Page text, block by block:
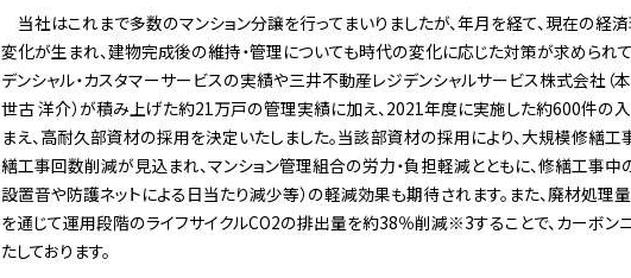
当社はこれまで多数のマンション分譲を行ってまいりましたが、年月を経て、現在の経
変化が生まれ、建物完成後の維持・管理についても時代の変化に応じた対策が求められ
デンシャル・カスタマーサービスの実績や三井不動産レジデンシャルサービス株式会社
世古 洋介）が積み上げた約21万戸の管理実績に加え、2021年度に実施した約600件の
まえ、高耐久部資材の採用を決定いたしました。当該部資材の採用により、大規模修繕
繕工事回数削減が見込まれ、マンション管理組合の労力・負担軽減とともに、修繕工事
設置音や防護ネットによる日当たり減少等）の軽減効果も期待されます。また、廃材処
を通じて運用段階のライフサイクルCO2の排出量を約38％削減※3することで、カーボン
たしております。